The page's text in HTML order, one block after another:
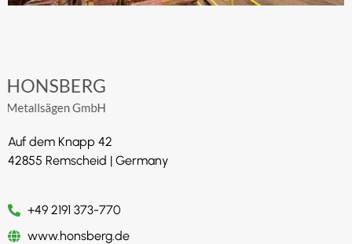
Auf dem Knapp 42
42855 Remscheid | Germany
+49 2191 373-770
www.honsberg.de